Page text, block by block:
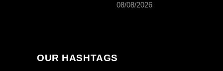
08/08/2026
OUR HASHTAGS